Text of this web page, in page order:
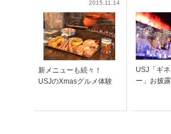
2015.11.14
新メニューも続々！
USJのXmasグルメ体験
USJ「ギ
ー」お披